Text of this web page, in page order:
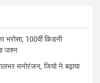
भरोसा, 100वीं किडनी
जश्न
मनोरंजन, जियो ने बढ़ाया